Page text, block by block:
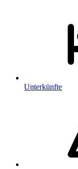
Unterkünfte